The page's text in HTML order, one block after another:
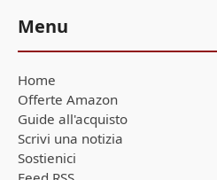
Menu
Home
Offerte Amazon
Guide all'acquisto
Scrivi una notizia
Sostienici